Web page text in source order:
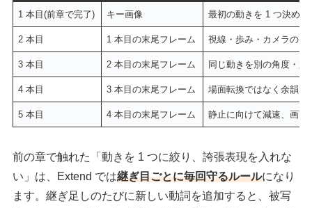
1 本目(前章で完了) キー画像 最初の動きを 1 つ決める
2 本目 1 本目の末尾フレーム 視線・歩み・カメラのど
3 本目 2 本目の末尾フレーム 同じ動きを別の角度・距
4 本目 3 本目の末尾フレーム 場面転換ではなく余韻に
5 本目 4 本目の末尾フレーム 静止に向けて減速、画面
前の章で触れた「動きを 1 つに絞り、誇張表現を入れな
い」は、Extend では継ぎ目ごとに毎回守るルールになり
ます。継ぎ足しのたびに新しい動詞を追加すると、被写